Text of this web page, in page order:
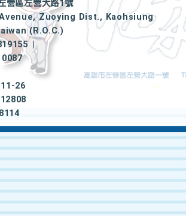
營區左營大路1號
Zuoying Dist., Kaohsiung
(R.O.C.)
|
26